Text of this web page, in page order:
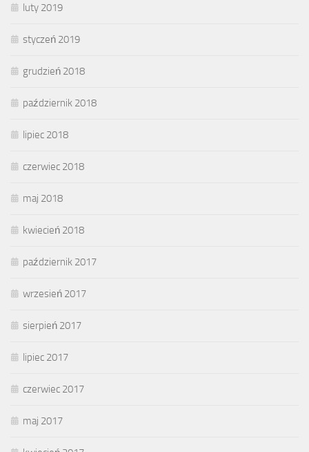
luty 2019
styczeń 2019
grudzień 2018
październik 2018
lipiec 2018
czerwiec 2018
maj 2018
kwiecień 2018
październik 2017
wrzesień 2017
sierpień 2017
lipiec 2017
czerwiec 2017
maj 2017